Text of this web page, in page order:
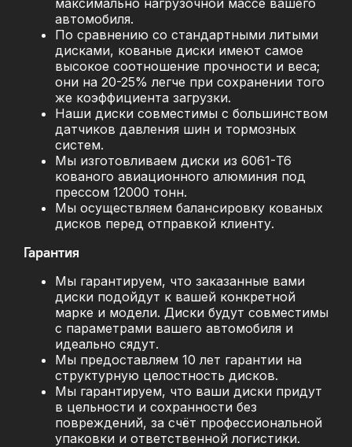
автомобиля.
По сравнению со стандартными литыми
дисками, кованые диски имеют самое
высокое соотношение прочности и веса;
они на 20-25% легче при сохранении того
же коэффициента загрузки.
Наши диски совместимы с большинством
датчиков давления шин и тормозных
систем.
Мы изготовливаем диски из 6061-T6
кованого авиационного алюминия под
прессом 12000 тонн.
Мы осуществляем балансировку кованых
дисков перед отправкой клиенту.
Гарантия
Мы гарантируем, что заказанные вами
диски подойдут к вашей конкретной
марке и модели. Диски будут совместимы
с параметрами вашего автомобиля и
идеально сядут.
Мы предоставляем 10 лет гарантии на
структурную целостность дисков.
Мы гарантируем, что ваши диски придут
в цельности и сохранности без
повреждений, за счёт профессиональной
упаковки и ответственной логистики.